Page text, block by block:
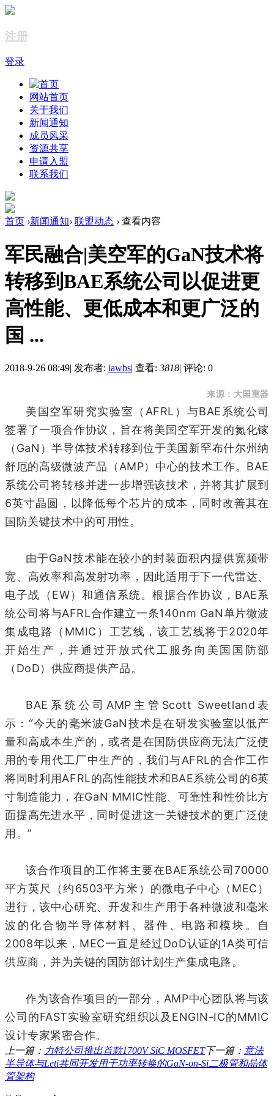
注册
登录
网站首页
关于我们
新闻通知
成员风采
资源共享
申请入盟
联系我们
首页 ›新闻通知› 联盟动态 › 查看内容
军民融合|美空军的GaN技术将
转移到BAE系统公司以促进更
高性能、更低成本和更广泛的
国 ...
2018-9-26 08:49| 发布者: iawbs| 查看: 3818| 评论: 0
来源：大国重器
美国空军研究实验室（AFRL）与BAE系统公司
签署了一项合作协议，旨在将美国空军开发的氮化镓
（GaN）半导体技术转移到位于美国新罕布什尔州纳
舒厄的高级微波产品（AMP）中心的技术工作。BAE
系统公司将转移并进一步增强该技术，并将其扩展到
6英寸晶圆，以降低每个芯片的成本，同时改善其在
国防关键技术中的可用性。
由于GaN技术能在较小的封装面积内提供宽频带
宽、高效率和高发射功率，因此适用于下一代雷达、
电子战（EW）和通信系统。根据合作协议，BAE系
统公司将与AFRL合作建立一条140nm GaN单片微波
集成电路（MMIC）工艺线，该工艺线将于2020年
开始生产，并通过开放式代工服务向美国国防部
（DoD）供应商提供产品。
BAE系统公司AMP主管Scott Sweetland表
示：“今天的毫米波GaN技术是在研发实验室以低产
量和高成本生产的，或者是在国防供应商无法广泛使
用的专用代工厂中生产的，我们与AFRL的合作工作
将同时利用AFRL的高性能技术和BAE系统公司的6英
寸制造能力，在GaN MMIC性能、可靠性和性价比方
面提高先进水平，同时促进这一关键技术的更广泛使
用。”
该合作项目的工作将主要在BAE系统公司70000
平方英尺（约6503平方米）的微电子中心（MEC）
进行，该中心研究、开发和生产用于各种微波和毫米
波的化合物半导体材料、器件、电路和模块。自
2008年以来，MEC一直是经过DoD认证的1A类可信
供应商，并为关键的国防部计划生产集成电路。
作为该合作项目的一部分，AMP中心团队将与该
公司的FAST实验室研究组织以及ENGIN-IC的MMIC
设计专家紧密合作。
上一篇： 力特公司推出首款1700V SiC MOSFET下一篇： 意法
半导体与Leti共同开发用于功率转换的GaN-on-Si二极管和晶体
管架构